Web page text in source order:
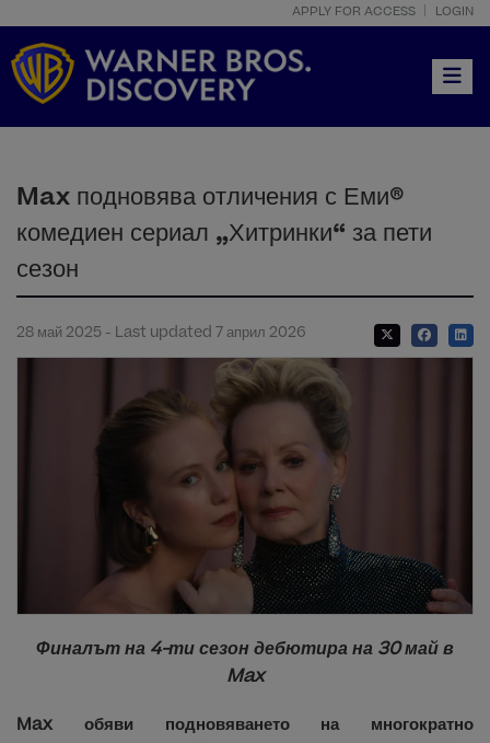
APPLY FOR ACCESS LOGIN
Max подновява отличения с Еми®
комедиен сериал „Хитринки“ за пети
сезон
28 май 2025 - Last updated 7 април 2026
Финалът на 4-ти сезон дебютира на 30 май в
Max
Max обяви подновяването на многократно